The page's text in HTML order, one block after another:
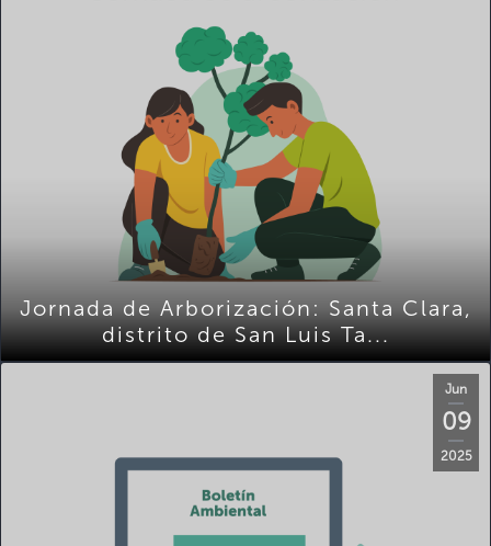
Jornada de Arborización: Santa Clara,
distrito de San Luis Ta...
Jun
09
2025